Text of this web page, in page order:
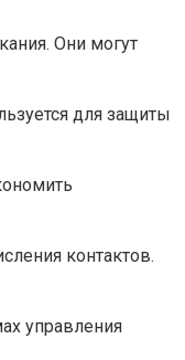
Они могут
для защиты
контактов.
управления